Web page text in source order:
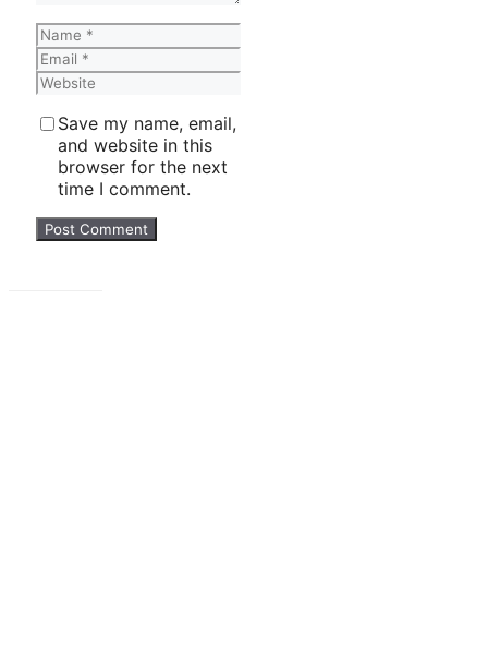
Name
Email
Website
Save my name, email,
and website in this
browser for the next
time I comment.